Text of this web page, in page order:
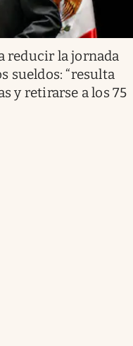
reducir la jornada
sueldos: “resulta
y retirarse a los 75